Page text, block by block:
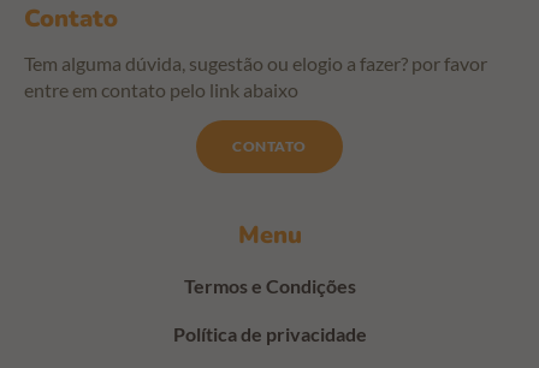
Menu
Termos e Condições
Política de privacidade
Contato
Tem alguma dúvida, sugestão ou elogio a fazer? por favor
entre em contato pelo link abaixo
CONTATO